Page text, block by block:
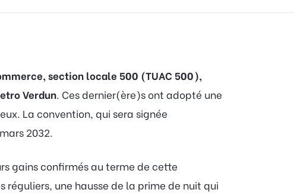
section locale 500 (TUAC 500),
Verdun. Ces dernier(ère)s ont adopté une
La convention, qui sera signée
2032.
gains confirmés au terme de cette
une hausse de la prime de nuit qui